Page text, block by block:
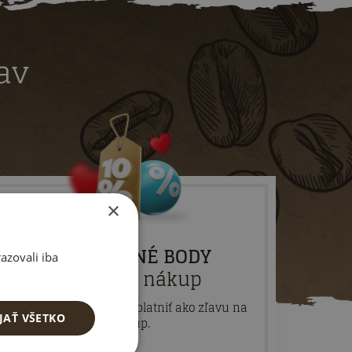
VERNOSTNÉ BODY
za každý nákup
A potom ich môžete uplatniť ako zľavu na
nákup.
×
iba
VŠETKO